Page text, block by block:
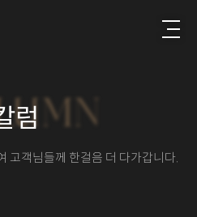
럼
고객님들께 한걸음 더 다가갑니다.